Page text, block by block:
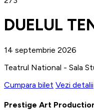
DUELUL
14 septembrie 2026
Teatrul National - Sala
Cumpara bilet Vezi detalii
Prestige Art